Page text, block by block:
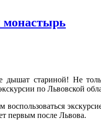
монастырь
дышат стариной! Не
по Львовской
воспользоваться
первым после Львова.